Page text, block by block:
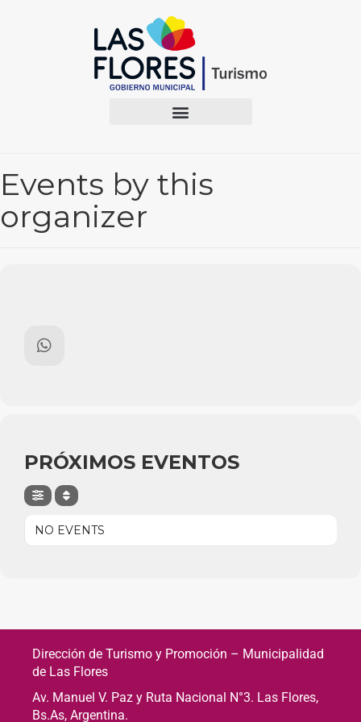
Events by this
organizer
PRÓXIMOS EVENTOS
NO EVENTS
Dirección de Turismo y Promoción – Municipalidad
de Las Flores
Av. Manuel V. Paz y Ruta Nacional N°3. Las Flores,
Bs.As, Argentina.